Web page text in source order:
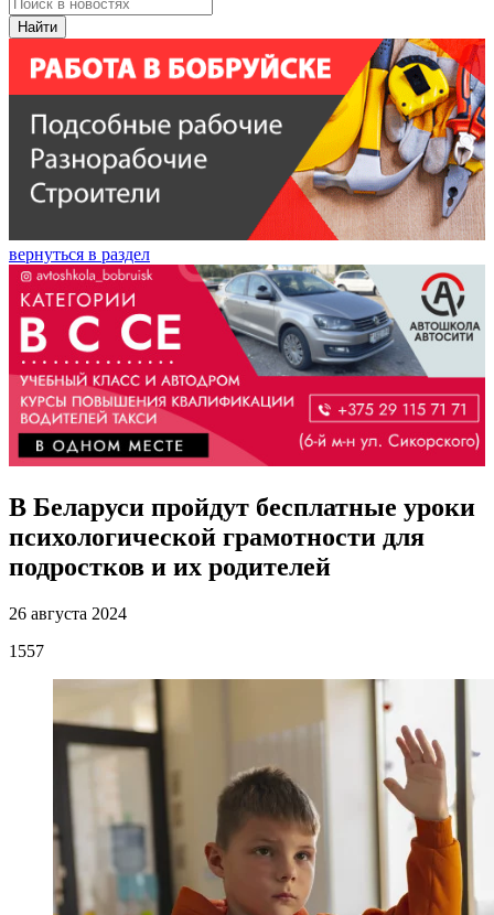
Найти
вернуться в раздел
В Беларуси пройдут бесплатные уроки
психологической грамотности для
подростков и их родителей
26 августа 2024
1557